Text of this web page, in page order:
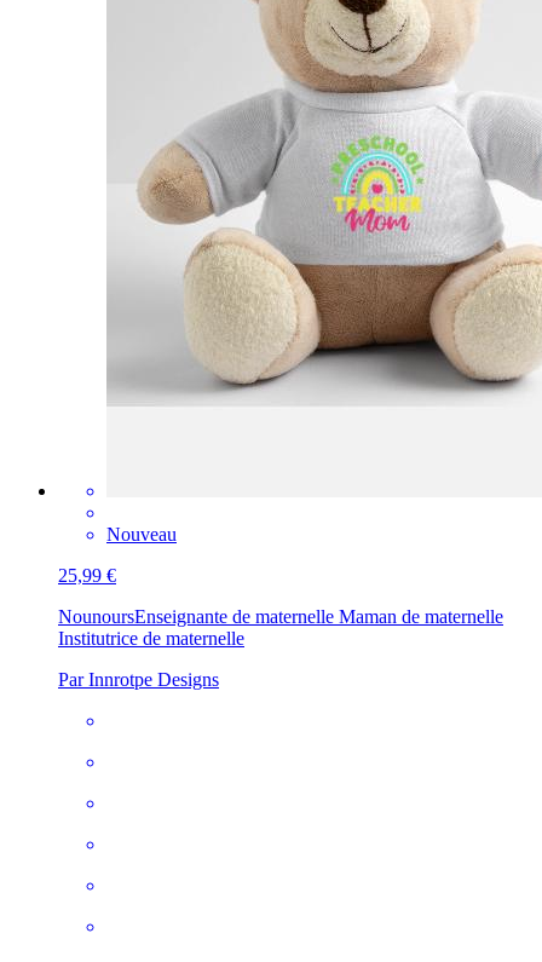
Nouveau
25,99 €
NounoursEnseignante de maternelle Maman de maternelle
Institutrice de maternelle
Par Innrotpe Designs